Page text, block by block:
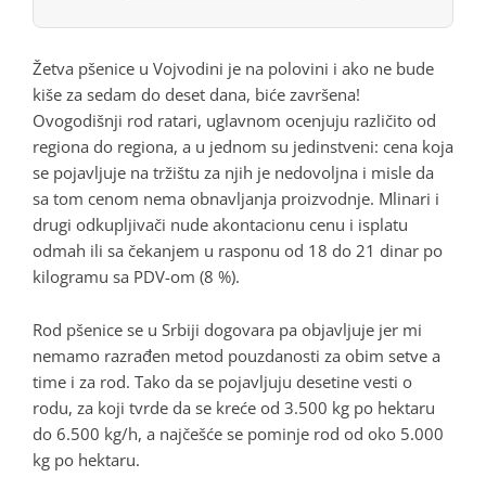
Žetva pšenice u Vojvodini je na polovini i ako ne bude
kiše za sedam do deset dana, biće završena!
Ovogodišnji rod ratari, uglavnom ocenjuju različito od
regiona do regiona, a u jednom su jedinstveni: cena koja
se pojavljuje na tržištu za njih je nedovoljna i misle da
sa tom cenom nema obnavljanja proizvodnje. Mlinari i
drugi odkupljivači nude akontacionu cenu i isplatu
odmah ili sa čekanjem u rasponu od 18 do 21 dinar po
kilogramu sa PDV-om (8 %).
Rod pšenice se u Srbiji dogovara pa objavljuje jer mi
nemamo razrađen metod pouzdanosti za obim setve a
time i za rod. Tako da se pojavljuju desetine vesti o
rodu, za koji tvrde da se kreće od 3.500 kg po hektaru
do 6.500 kg/h, a najčešće se pominje rod od oko 5.000
kg po hektaru.